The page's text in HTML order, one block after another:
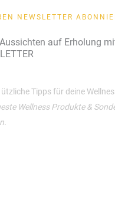
NEWSLETTER
auf Erholung
ützliche Tipps für deine
Wellness Produkte &